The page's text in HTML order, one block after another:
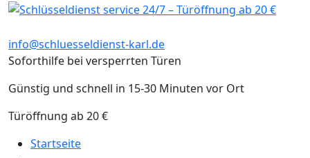
info@schluesseldienst-karl.de
Soforthilfe bei versperrten Türen
Günstig und schnell in 15-30 Minuten vor Ort
Türöffnung ab 20 €
Startseite